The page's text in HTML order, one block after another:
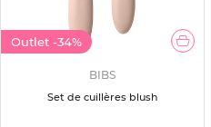
Outlet -34%
BIBS
Set de cuillères blush